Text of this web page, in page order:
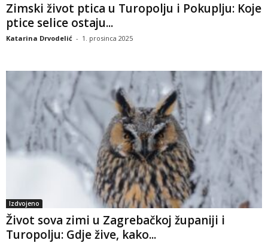
Zimski život ptica u Turopolju i Pokuplju: Koje
ptice selice ostaju...
Katarina Drvodelić - 1. prosinca 2025
Izdvojeno
Život sova zimi u Zagrebačkoj županiji i
Turopolju: Gdje žive, kako...